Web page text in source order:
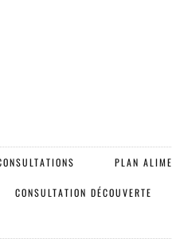
PLAN
CONSULTATION DÉCOUVERTE